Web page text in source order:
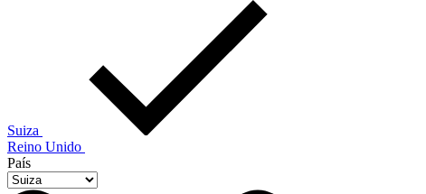
Suiza
Reino Unido
País